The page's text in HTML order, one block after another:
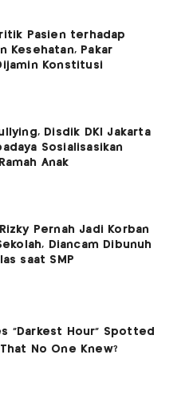
Pasien terhadap
Kesehatan, Pakar
Konstitusi
Disdik DKI Jakarta
Sosialisasikan
Anak
Pernah Jadi Korban
Diancam Dibunuh
saat SMP